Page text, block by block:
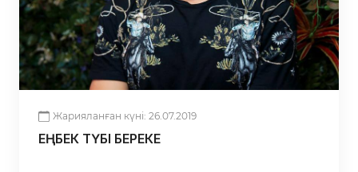
Жарияланған күні: 26.07.2019
ЕҢБЕК ТҮБІ БЕРЕКЕ